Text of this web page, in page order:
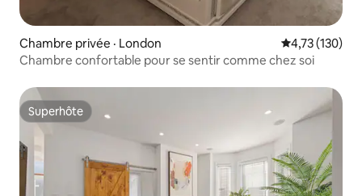
Chambre privée · London Note
4,73 (130)
Chambre confortable pour se sentir comme chez soi
Superhôte
Superhôte